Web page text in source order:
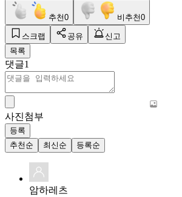
추천0 비추천0
스크랩 공유
신고
목록
댓글1
사진첨부
등록
추천순
최신순 등록순
암하레츠